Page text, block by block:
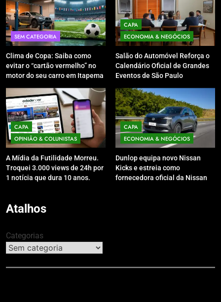
SEM CATEGORIA
Clima de Copa: Saiba como
evitar o “cartão vermelho” no
motor do seu carro em Itapema
CAPA
ECONOMIA & NEGÓCIOS
Salão do Automóvel Reforça o
Calendário Oficial de Grandes
Eventos de São Paulo
CAPA
OPINIÃO & COLUNISTAS
A Mídia da Futilidade Morreu.
Troquei 3.000 views de 24h por
1 notícia que dura 10 anos.
CAPA
ECONOMIA & NEGÓCIOS
Dunlop equipa novo Nissan
Kicks e estreia como
fornecedora oficial da Nissan
Atalhos
Categorias